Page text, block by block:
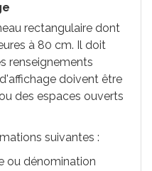
rectangulaire dont
à 80 cm. Il doit
renseignements
doivent être
des espaces ouverts
suivantes :
ou dénomination